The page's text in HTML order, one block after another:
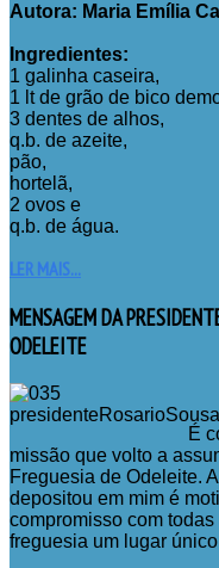
Autora: Maria Emília
Ingredientes:
1 galinha caseira,
1 lt de grão de bico
3 dentes de alhos,
q.b. de azeite,
pão,
hortelã,
2 ovos e
q.b. de água.
LER MAIS...
MENSAGEMDA
ODELEITE
É
missão que volto a
Freguesia de Odeleite.
depositou em mim é
compromisso com
freguesia um lugar